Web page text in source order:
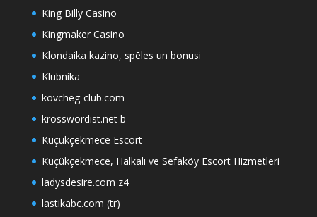
King Billy Casino
Kingmaker Casino
Klondaika kazino, spēles un bonusi
Klubnika
kovcheg-club.com
krosswordist.net b
Küçükçekmece Escort
Küçükçekmece, Halkalı ve Sefaköy Escort Hizmetleri
ladysdesire.com z4
lastikabc.com (tr)